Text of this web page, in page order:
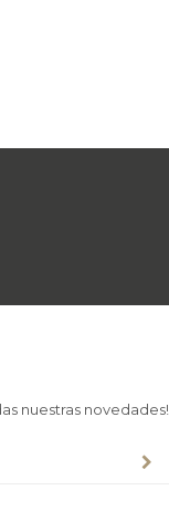
nuestras novedades!